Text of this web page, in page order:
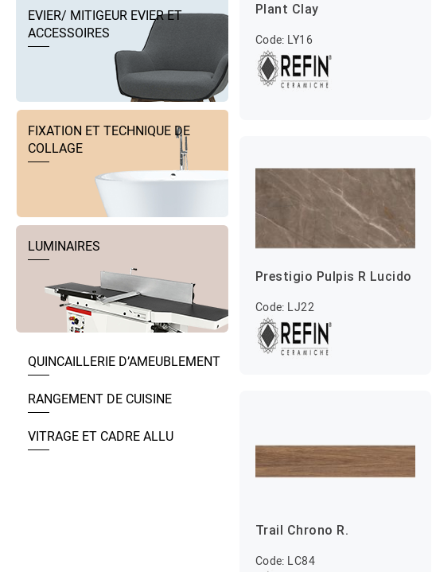
EVIER/ MITIGEUR EVIER ET
ACCESSOIRES
FIXATION ET TECHNIQUE DE
COLLAGE
LUMINAIRES
QUINCAILLERIE D’AMEUBLEMENT
RANGEMENT DE CUISINE
VITRAGE ET CADRE ALLU
Plant Clay
Code: LY16
Prestigio Pulpis R Lucido
Code: LJ22
Trail Chrono R.
Code: LC84